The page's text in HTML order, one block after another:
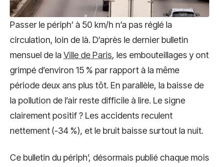
Passer le périph’ à 50 km/h n’a pas réglé la
circulation, loin de là. D’après le dernier bulletin
mensuel de la Ville de Paris, les embouteillages y ont
grimpé d’environ 15 % par rapport à la même
période deux ans plus tôt. En parallèle, la baisse de
la pollution de l’air reste difficile à lire. Le signe
clairement positif ? Les accidents reculent
nettement (-34 %), et le bruit baisse surtout la nuit.
Ce bulletin du périph’, désormais publié chaque mois